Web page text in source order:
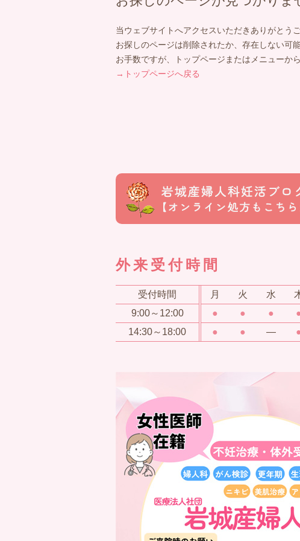
当ウェブサイトへアクセスいただきありがとうご
お探しのページは削除されたか、存在しない可
お手数ですが、トップページまたはメニューか
→トップページへ戻る
外来受付時間
受付時間 月 火 水
9:00～12:00
● ● ●
14:30～18:00
● ● ―